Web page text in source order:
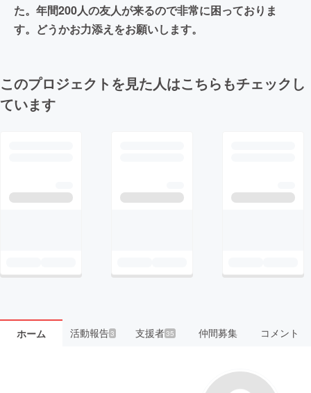
た。年間200人の友人が来るので非常に困っておりま
す。どうかお力添えをお願いします。
このプロジェクトを見た人はこちらもチェックし
ています
ホーム 活動報告3 支援者35 仲間募集 コメント